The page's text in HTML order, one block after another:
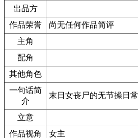
出品方
作品荣誉
尚无任何作品简评
主角
配角
其他角色
一句话简
介
末日女丧尸的无节操日常
立意
作品视角
女主